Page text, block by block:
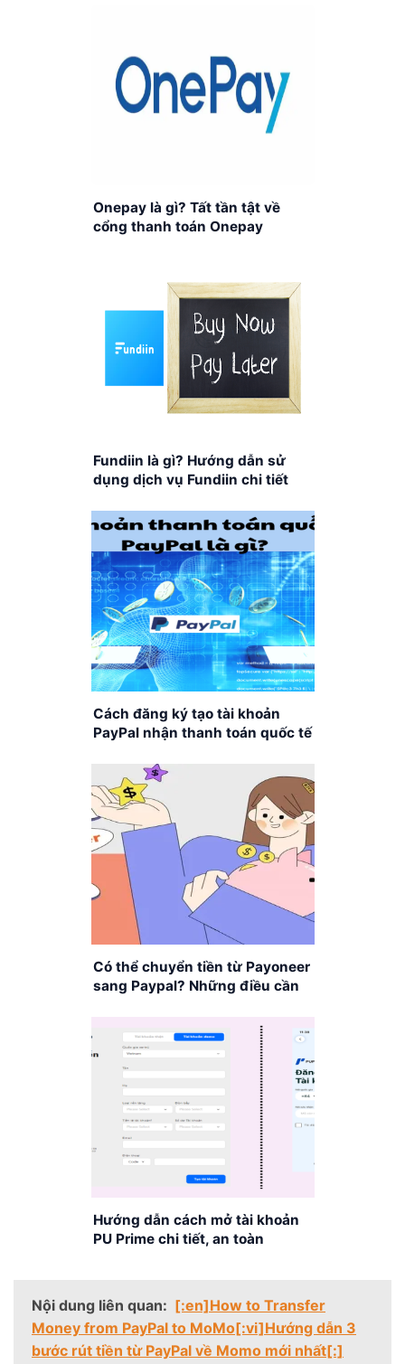
Onepay là gì? Tất tần tật về
cổng thanh toán Onepay
Fundiin là gì? Hướng dẫn sử
dụng dịch vụ Fundiin chi tiết
Cách đăng ký tạo tài khoản
PayPal nhận thanh toán quốc tế
Có thể chuyển tiền từ Payoneer
sang Paypal? Những điều cần
Hướng dẫn cách mở tài khoản
PU Prime chi tiết, an toàn
Nội dung liên quan: [:en]How to Transfer
Money from PayPal to MoMo[:vi]Hướng dẫn 3
bước rút tiền từ PayPal về Momo mới nhất[:]